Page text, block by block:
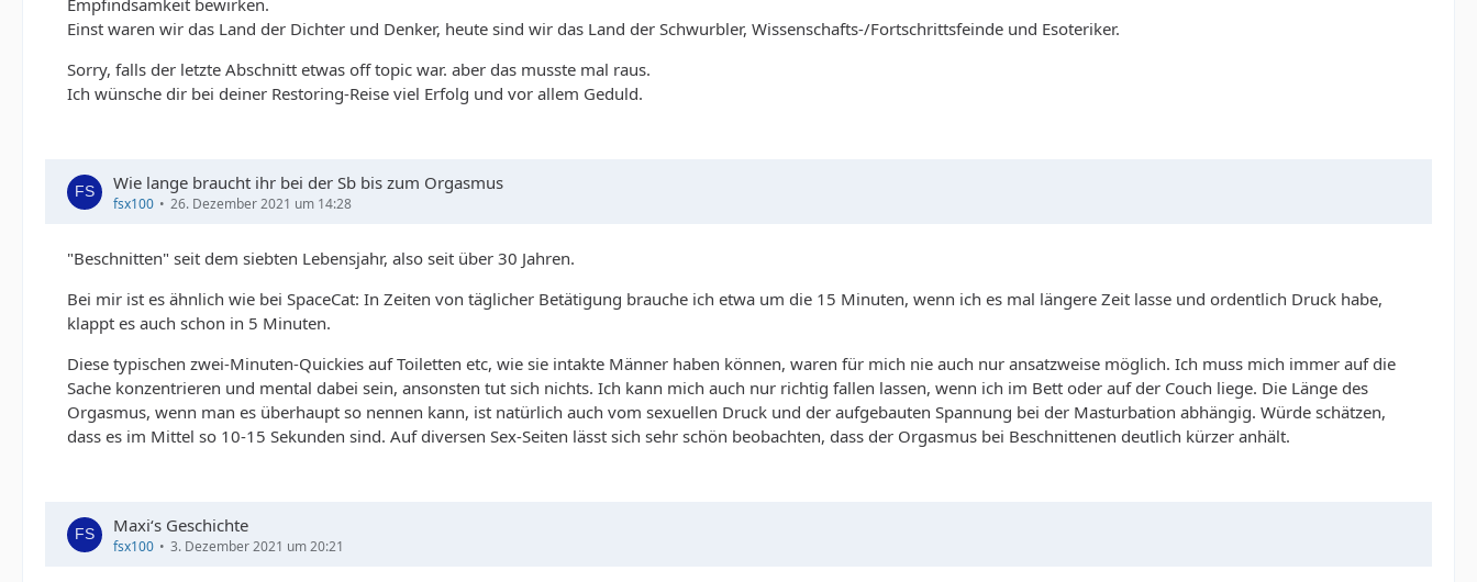
Empfindsamkeit bewirken.
Einst waren wir das Land der Dichter und Denker, heute sind wir das Land der Schwurbler, Wissenschafts-/Fortschrittsfeinde und Esoteriker.
Sorry, falls der letzte Abschnitt etwas off topic war. aber das musste mal raus.
Ich wünsche dir bei deiner Restoring-Reise viel Erfolg und vor allem Geduld.
Wie lange braucht ihr bei der Sb bis zum Orgasmus
fsx100 26. Dezember 2021 um 14:28
"Beschnitten" seit dem siebten Lebensjahr, also seit über 30 Jahren.
Bei mir ist es ähnlich wie bei SpaceCat: In Zeiten von täglicher Betätigung brauche ich etwa um die 15 Minuten, wenn ich es mal längere Zeit lasse und ordentlich Druck habe,
klappt es auch schon in 5 Minuten.
Diese typischen zwei-Minuten-Quickies auf Toiletten etc, wie sie intakte Männer haben können, waren für mich nie auch nur ansatzweise möglich. Ich muss mich immer auf die
Sache konzentrieren und mental dabei sein, ansonsten tut sich nichts. Ich kann mich auch nur richtig fallen lassen, wenn ich im Bett oder auf der Couch liege. Die Länge des
Orgasmus, wenn man es überhaupt so nennen kann, ist natürlich auch vom sexuellen Druck und der aufgebauten Spannung bei der Masturbation abhängig. Würde schätzen,
dass es im Mittel so 10-15 Sekunden sind. Auf diversen Sex-Seiten lässt sich sehr schön beobachten, dass der Orgasmus bei Beschnittenen deutlich kürzer anhält.
Maxi‘s Geschichte
fsx100 3. Dezember 2021 um 20:21